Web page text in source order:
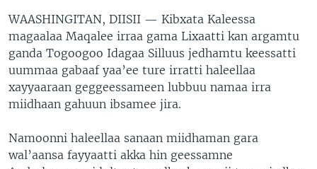
WAASHINGITAN, DIISII — Kibxata Kaleessa
magaalaa Maqalee irraa gama Lixaatti kan argamtu
ganda Togoogoo Idagaa Silluus jedhamtu keessatti
uummaa gabaaf yaa’ee ture irratti haleellaa
xayyaaraan geggeessameen lubbuu namaa irra
miidhaan gahuun ibsamee jira.
Namoonni haleellaa sanaan miidhaman gara
wal’aansa fayyaatti akka hin geessamne